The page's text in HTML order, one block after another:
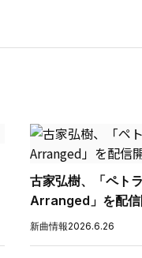
古家弘樹、「ペト
Arranged」を配
新曲情報2026.6.26